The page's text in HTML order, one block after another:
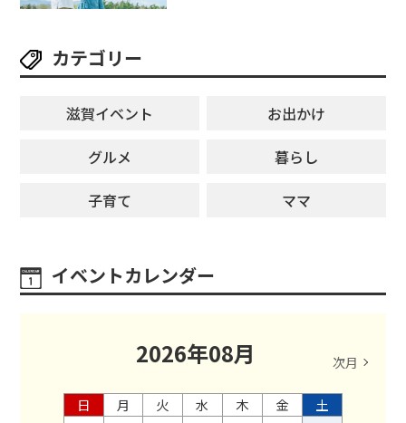
カテゴリー
滋賀イベント
お出かけ
グルメ
暮らし
子育て
ママ
イベントカレンダー
2026年08月 次月
日 月 火 水 木 金
土